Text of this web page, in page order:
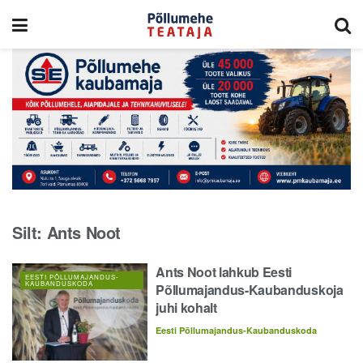
Silt: Ants Noot
EESTI PÕLLUMAJANDUS-
KAUBANDUSKODA
Ants Noot lahkub Eesti
Põllumajandus-Kaubanduskoja
juhi kohalt
Eesti Põllumajandus-Kaubanduskoda